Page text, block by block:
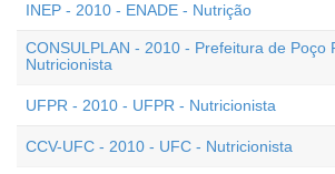
INEP - 2010 - ENADE - Nutrição
CONSULPLAN - 2010 - Prefeitura de Poço
Nutricionista
UFPR - 2010 - UFPR - Nutricionista
CCV-UFC - 2010 - UFC - Nutricionista